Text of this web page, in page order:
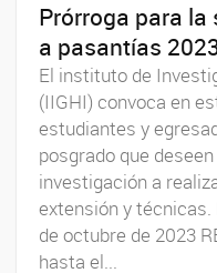
Prórroga para
a pasantías
El instituto de
(IIGHI) convoca en
estudiantes y
posgrado que
investigación a
extensión y técnicas.
de octubre de 2023
hasta el...